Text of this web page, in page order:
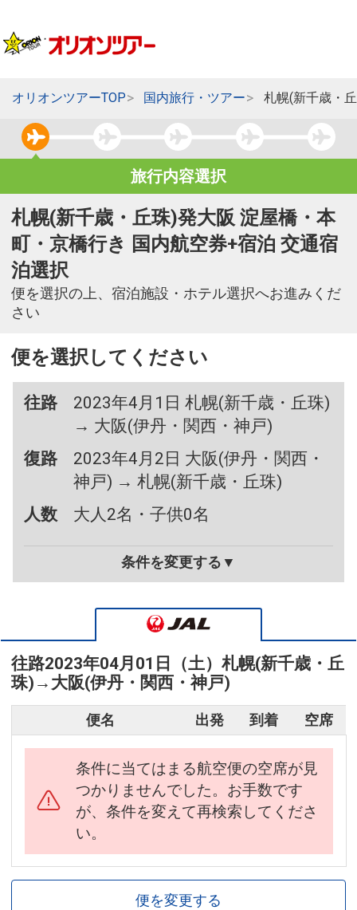
オリオンツアーTOP 国内旅行・ツアー 札幌(新千歳・
旅行内容選択
札幌(新千歳・丘珠)発大阪 淀屋橋・本
町・京橋行き 国内航空券+宿泊 交通宿
泊選択
便を選択の上、宿泊施設・ホテル選択へお進みくだ
さい
便を選択してください
往路
2023年4月1日 札幌(新千歳・丘珠)
→ 大阪(伊丹・関西・神戸)
復路
2023年4月2日 大阪(伊丹・関西・
神戸) → 札幌(新千歳・丘珠)
人数
大人2名・子供0名
条件を変更する▼
往路2023年04月01日（土） 札幌(新千歳・丘
珠) → 大阪(伊丹・関西・神戸)
便名 出発 到着 空席
条件に当てはまる航空便の空席が見
つかりませんでした。お手数です
が、条件を変えて再検索してくださ
い。
便を変更する